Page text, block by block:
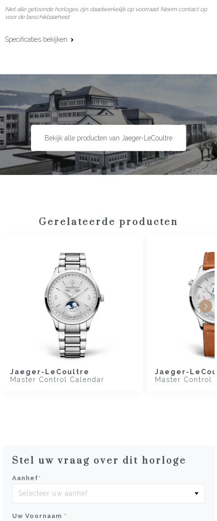
Niet alle getoonde horloges zijn daadwerkelijk op voorraad. Neem contact op
voor de beschikbaarheid.
Specificaties bekijken
Kaliber:
Jaeger-LeCoultre Calibre 761
Gangreserve:
65 uur
Complicaties:
Chronograaf, kleine seconden
Kastmateriaal:
Lunette:
Bandmateriaal:
Staal
Type sluiting:
Vouwsluiting
Bekijk alle producten van Jaeger-LeCoultre
Gerelateerde producten
Jaeger-LeCoultre
Master Control Calendar
Jaeger-
Master Control
Stel uw vraag over dit horloge
Aanhef*
Uw Voornaam *